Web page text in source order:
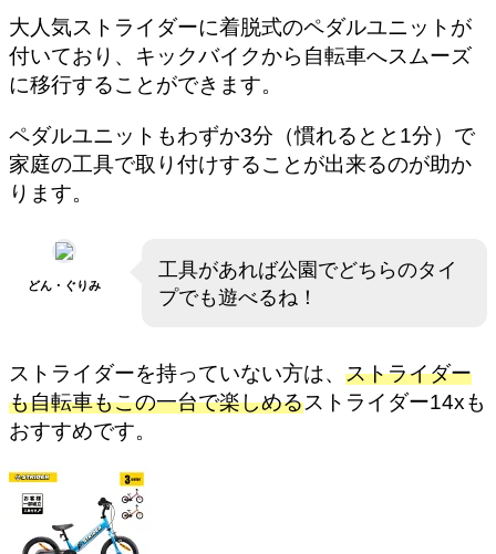
大人気ストライダーに着脱式のペダルユニットが
付いており、キックバイクから自転車へスムーズ
に移行することができます。
ペダルユニットもわずか3分（慣れるとと1分）で
家庭の工具で取り付けすることが出来るのが助か
ります。
どん・ぐりみ
工具があれば公園でどちらのタイ
プでも遊べるね！
ストライダーを持っていない方は、 ストライダー
も自転車もこの一台で楽しめるストライダー14xも
おすすめです。